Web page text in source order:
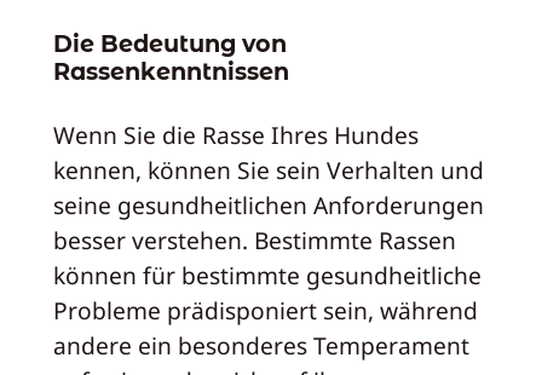
Die Bedeutung von
Rassenkenntnissen
Wenn Sie die Rasse Ihres Hundes
kennen, können Sie sein Verhalten und
seine gesundheitlichen Anforderungen
besser verstehen. Bestimmte Rassen
können für bestimmte gesundheitliche
Probleme prädisponiert sein, während
andere ein besonderes Temperament